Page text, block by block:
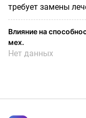
требует замены
Влияние на
мех.
Нет данных